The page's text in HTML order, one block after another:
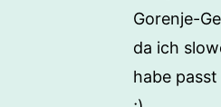
Gorenje-
da ich
habe